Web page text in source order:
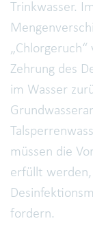
Trinkwasser.
Zehrung des
im Wasser
müssen die
erfüllt
fordern.